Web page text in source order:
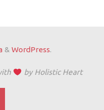
& WordPress.
by Holistic Heart